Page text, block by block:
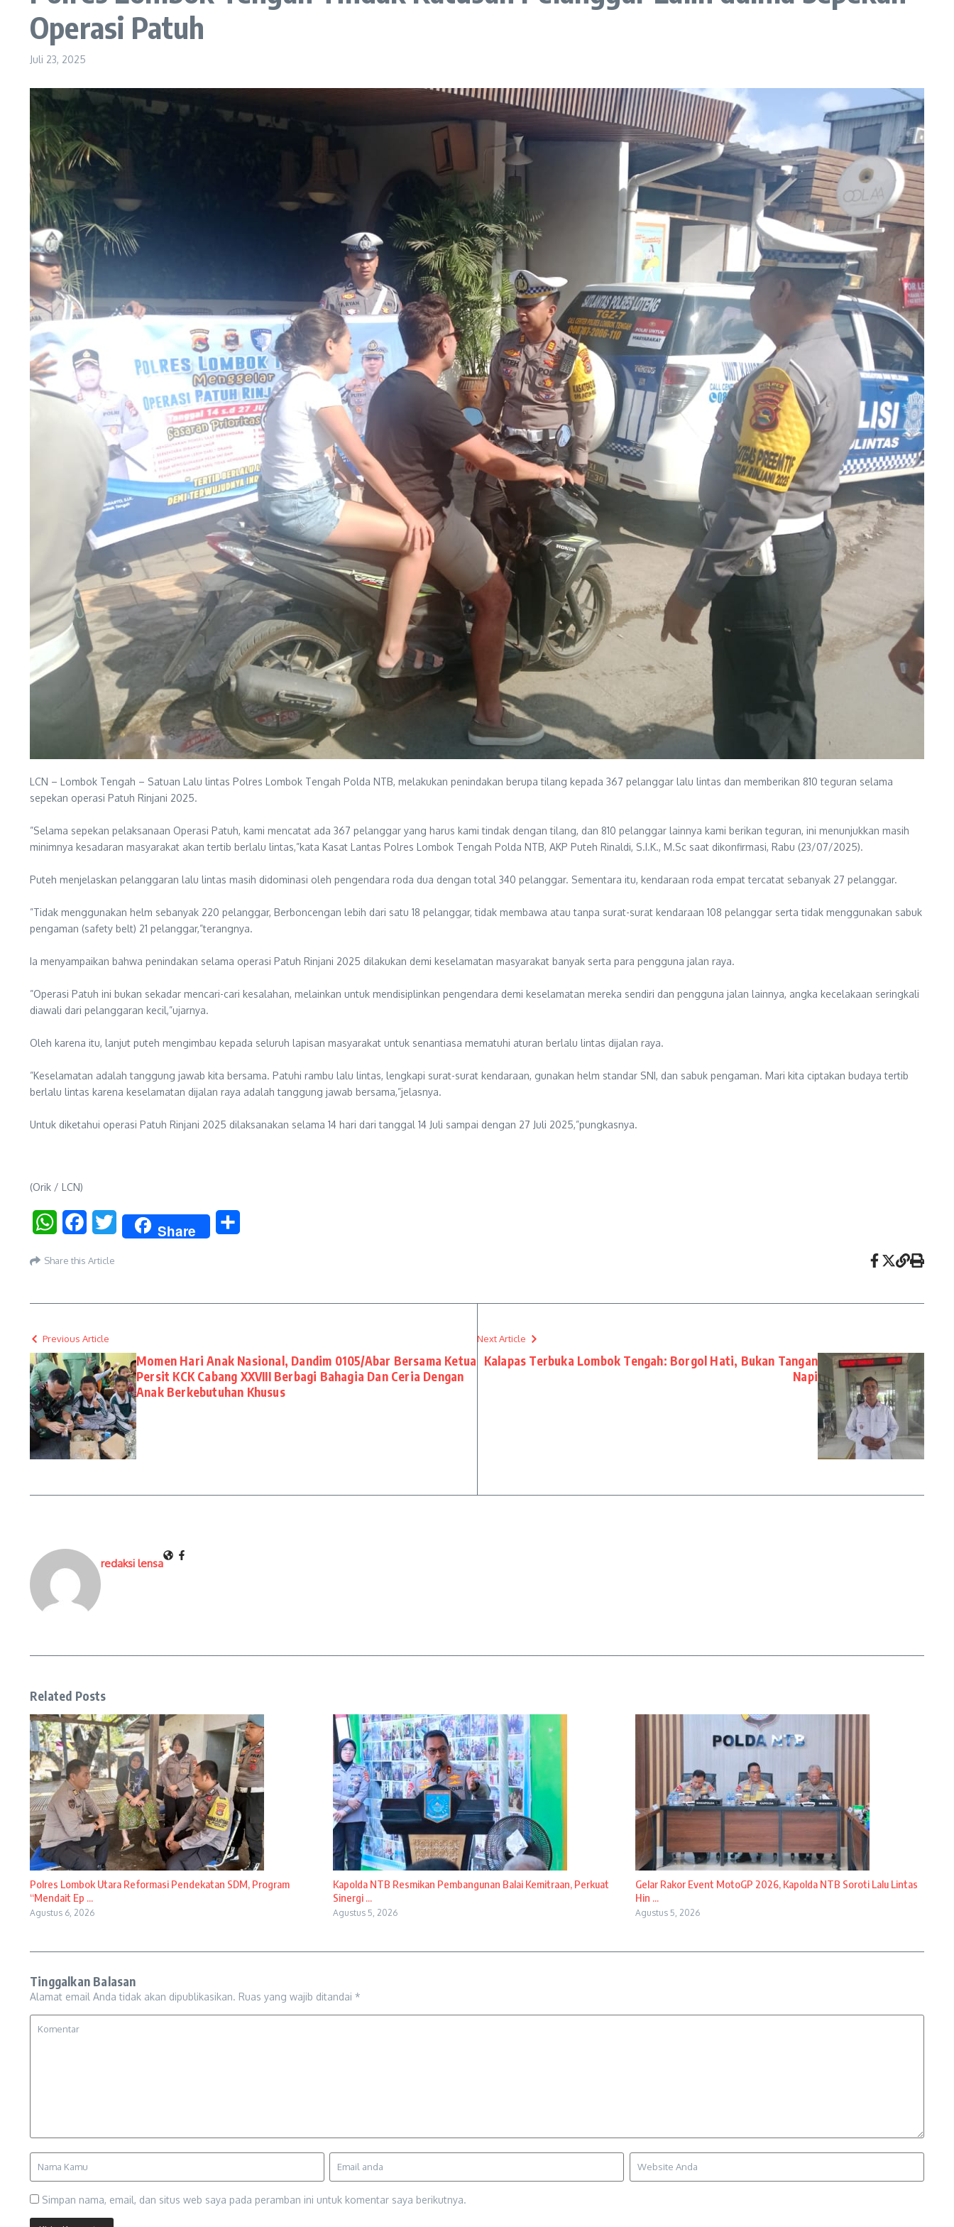
Operasi Patuh
Juli 23, 2025
LCN – ‎Lombok Tengah – Satuan Lalu lintas Polres Lombok Tengah Polda NTB, melakukan penindakan berupa tilang kepada 367 pelanggar lalu lintas dan memberikan 810 teguran selama
sepekan operasi Patuh Rinjani 2025.
‎”Selama sepekan pelaksanaan Operasi Patuh, kami mencatat ada 367 pelanggar yang harus kami tindak dengan tilang, dan 810 pelanggar lainnya kami berikan teguran, ini menunjukkan masih
minimnya kesadaran masyarakat akan tertib berlalu lintas,”kata Kasat Lantas Polres Lombok Tengah Polda NTB, AKP Puteh Rinaldi, S.I.K., M.Sc saat dikonfirmasi, Rabu (23/07/2025).
‎Puteh menjelaskan pelanggaran lalu lintas masih didominasi oleh pengendara roda dua dengan total 340 pelanggar. Sementara itu, kendaraan roda empat tercatat sebanyak 27 pelanggar.
‎”Tidak menggunakan helm sebanyak 220 pelanggar, Berboncengan lebih dari satu 18 pelanggar, tidak membawa atau tanpa surat-surat kendaraan 108 pelanggar serta tidak menggunakan sabuk
pengaman (safety belt) 21 pelanggar,”terangnya.
‎Ia menyampaikan bahwa penindakan selama operasi Patuh Rinjani 2025 dilakukan demi keselamatan masyarakat banyak serta para pengguna jalan raya.
‎”Operasi Patuh ini bukan sekadar mencari-cari kesalahan, melainkan untuk mendisiplinkan pengendara demi keselamatan mereka sendiri dan pengguna jalan lainnya, angka kecelakaan seringkali
diawali dari pelanggaran kecil,”ujarnya.
‎Oleh karena itu, lanjut puteh mengimbau kepada seluruh lapisan masyarakat untuk senantiasa mematuhi aturan berlalu lintas dijalan raya.
‎”Keselamatan adalah tanggung jawab kita bersama. Patuhi rambu lalu lintas, lengkapi surat-surat kendaraan, gunakan helm standar SNI, dan sabuk pengaman. Mari kita ciptakan budaya tertib
berlalu lintas karena keselamatan dijalan raya adalah tanggung jawab bersama,”jelasnya.
‎Untuk diketahui operasi Patuh Rinjani 2025 dilaksanakan selama 14 hari dari tanggal 14 Juli sampai dengan 27 Juli 2025,”pungkasnya.
(Orik / LCN)
WhatsAppFacebookTwitter Share
Share this Article
Previous Article
Momen Hari Anak Nasional, Dandim 0105/Abar Bersama Ketua
Persit KCK Cabang XXVIII Berbagi Bahagia Dan Ceria Dengan
Anak Berkebutuhan Khusus
Next Article
Kalapas Terbuka Lombok Tengah: Borgol Hati, Bukan Tangan
Napi
redaksi lensa
Related Posts
Polres Lombok Utara Reformasi Pendekatan SDM, Program
“Mendait Ep ...
Agustus 6, 2026
Kapolda NTB Resmikan Pembangunan Balai Kemitraan, Perkuat
Sinergi ...
Agustus 5, 2026
Gelar Rakor Event MotoGP 2026, Kapolda NTB Soroti Lalu Lintas
Hin ...
Agustus 5, 2026
Tinggalkan Balasan
Alamat email Anda tidak akan dipublikasikan. Ruas yang wajib ditandai *
Simpan nama, email, dan situs web saya pada peramban ini untuk komentar saya berikutnya.